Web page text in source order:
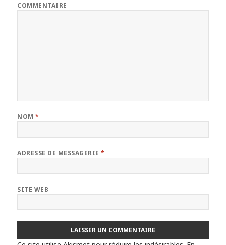
COMMENTAIRE
NOM*
ADRESSE DE MESSAGERIE*
SITE WEB